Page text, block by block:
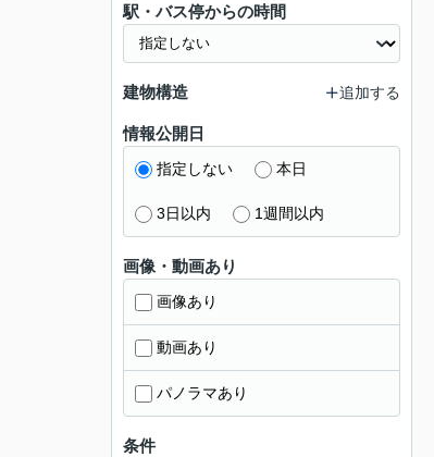
駅・バス停からの時間
建物構造 追加する
情報公開日
指定しない 本日
3日以内 1週間以内
画像・動画あり
画像あり
動画あり
パノラマあり
条件